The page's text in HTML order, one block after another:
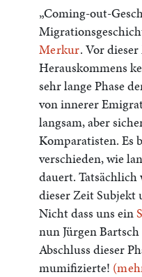
„Coming-out-
Merkur. Vor
Herauskommens
sehr lange Phase
von innerer
langsam, aber
Komparatisten. Es
verschieden, wie
dauert.
dieser Zeit Subjekt
Nicht dass uns ein
nun Jürgen
Abschluss dieser
mumifizierte!